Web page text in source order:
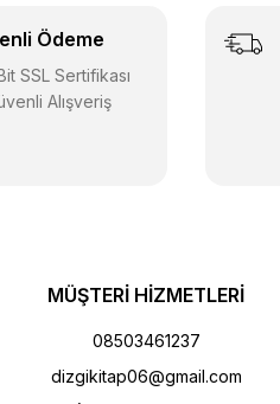
Ödeme
SSL Sertifikası
Alışveriş
MÜŞTERİ HİZMETLERİ
08503461237
dizgikitap06@gmail.com